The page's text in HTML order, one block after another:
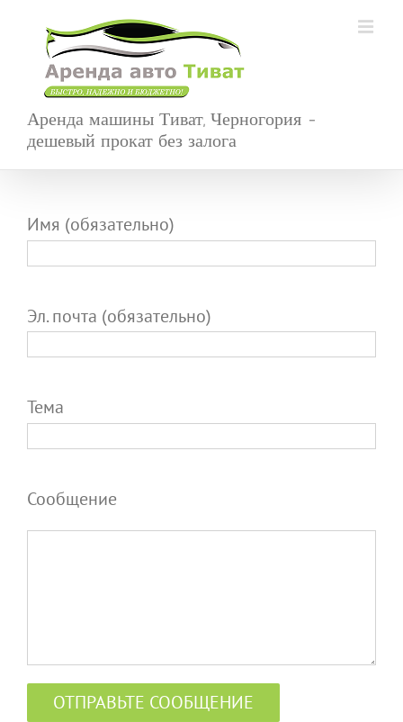
content
Аренда машины Тиват, Черногория -
дешевый прокат без залога
Имя (обязательно)
Эл. почта (обязательно)
Тема
Сообщение